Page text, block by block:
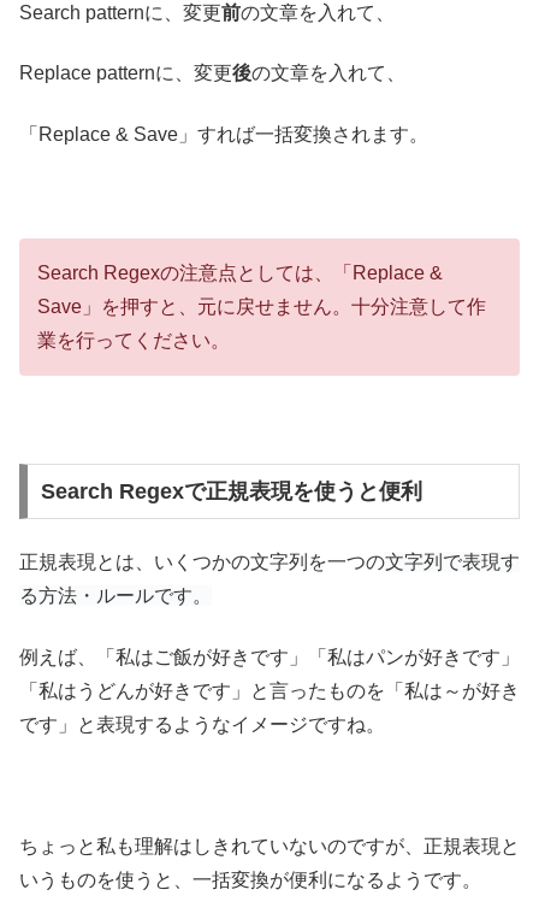
Search patternに、変更前の文章を入れて、
Replace patternに、変更後の文章を入れて、
「Replace & Save」すれば一括変換されます。
Search Regexの注意点としては、「Replace &
Save」を押すと、元に戻せません。十分注意して作
業を行ってください。
Search Regexで正規表現を使うと便利
正規表現とは、いくつかの文字列を一つの文字列で表現す
る方法・ルールです。
例えば、「私はご飯が好きです」「私はパンが好きです」
「私はうどんが好きです」と言ったものを「私は～が好き
です」と表現するようなイメージですね。
ちょっと私も理解はしきれていないのですが、正規表現と
いうものを使うと、一括変換が便利になるようです。